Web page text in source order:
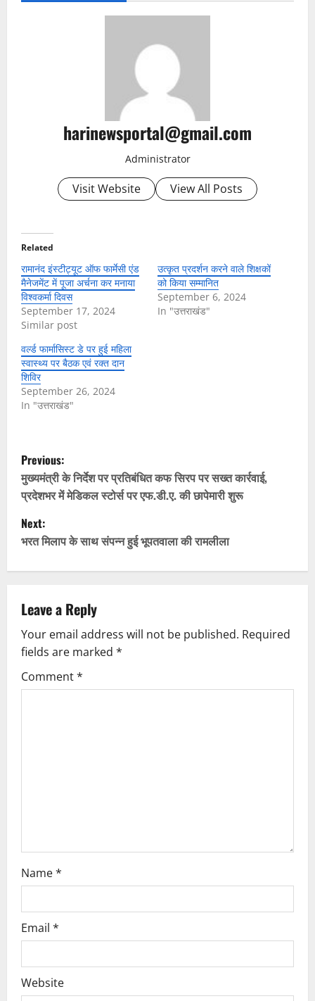
harinewsportal@gmail.com
Administrator
Visit Website View All Posts
Related
रामानंद इंस्टीट्यूट ऑफ फार्मेसी एंड
मैनेजमेंट में पूजा अर्चना कर मनाया
विश्वकर्मा दिवस
September 17, 2024
Similar post
उत्कृत प्रदर्शन करने वाले शिक्षकों
को किया सम्मानित
September 6, 2024
In "उत्तराखंड"
वर्ल्ड फार्मासिस्ट डे पर हुई महिला
स्वास्थ्य पर बैठक एवं रक्त दान
शिविर
September 26, 2024
In "उत्तराखंड"
P
o
s
t
n
a
v
i
g
Previous:
मुख्यमंत्री के निर्देश पर प्रतिबंधित कफ सिरप पर सख्त कार्रवाई,
प्रदेशभर में मेडिकल स्टोर्स पर एफ.डी.ए. की छापेमारी शुरू
Next:
भरत मिलाप के साथ संपन्न हुई भूपतवाला की रामलीला
Leave a Reply
Your email address will not be published. Required
fields are marked *
Comment*
Name*
Email *
Website